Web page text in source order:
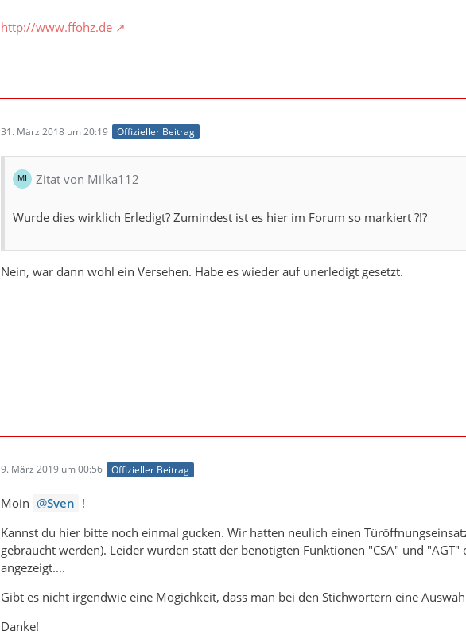
http://www.ffohz.de
31. März 2018 um 20:19 Offizieller Beitrag
Zitat von Milka112
Wurde dies wirklich Erledigt? Zumindest ist es hier im Forum so markiert ?!?
Nein, war dann wohl ein Versehen. Habe es wieder auf unerledigt gesetzt.
9. März 2019 um 00:56 Offizieller Beitrag
Moin Sven !
Kannst du hier bitte noch einmal gucken. Wir hatten neulich einen
gebraucht werden). Leider wurden statt der benötigten Funktionen "CSA" und
angezeigt....
Gibt es nicht irgendwie eine Mögichkeit, dass man bei den Stichwörtern eine
Danke!